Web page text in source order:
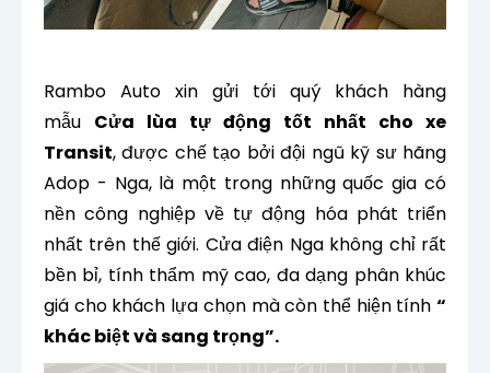
Rambo Auto xin gửi tới quý khách hàng
mẫu Cửa lùa tự động tốt nhất cho xe
Transit, được chế tạo bởi đội ngũ kỹ sư hãng
Adop - Nga, là một trong những quốc gia có
nền công nghiệp về tự động hóa phát triển
nhất trên thế giới. Cửa điện Nga không chỉ rất
bền bỉ, tính thẩm mỹ cao, đa dạng phân khúc
giá cho khách lựa chọn mà còn thể hiện tính “
khác biệt và sang trọng”.